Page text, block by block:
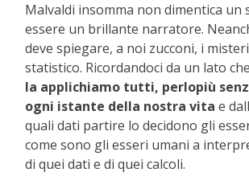
Malvaldi insomma non dimentica un
essere un brillante narratore.
deve spiegare, a noi zucconi, i
statistico. Ricordandoci da un lato che
la applichiamo tutti, perlopiù
ogni istante della nostra vita e
quali dati partire lo decidono gli
come sono gli esseri umani a
di quei dati e di quei calcoli.